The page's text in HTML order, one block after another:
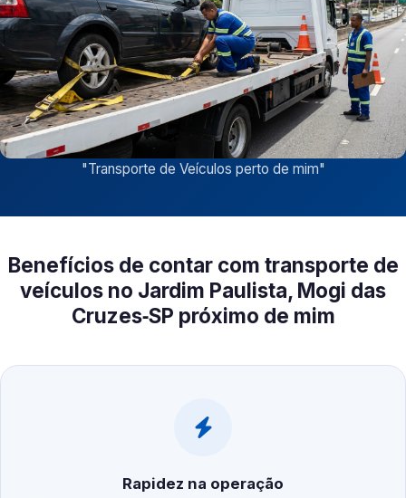
"Transporte de Veículos perto de mim"
Benefícios de contar com transporte de
veículos no Jardim Paulista, Mogi das
Cruzes‑SP próximo de mim
Rapidez na operação